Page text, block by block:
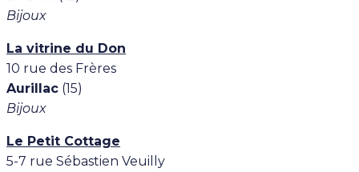
Bijoux
La vitrine du Don
10 rue des Frères
Aurillac (15)
Bijoux
Le Petit Cottage
5-7 rue Sébastien Veuilly